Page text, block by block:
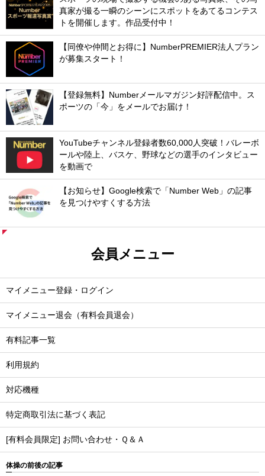
真家が撮る一瞬のシーンにスポットをあてるコンテス
トを開催します。作品受付中！
【同僚や仲間とお得に】NumberPREMIER法人プラン
が募集スタート！
【登録無料】Numberメールマガジン好評配信中。ス
ポーツの「今」をメールでお届け！
YouTubeチャンネル登録者数60,000人突破！バレーボ
ールや陸上、バスケ、野球などの選手のインタビュー
を動画で
【お知らせ】Google検索で「Number Web」の記事
を見つけやすくする方法
会員メニュー
マイメニュー登録・ログイン
マイメニュー退会（有料会員退会）
有料記事一覧
利用規約
対応機種
特定商取引法に基づく表記
[有料会員限定] お問い合わせ・Ｑ＆Ａ
体操の前後の記事